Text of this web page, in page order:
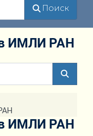
Поиск
ИМЛИ РАН
ИМЛИ РАН